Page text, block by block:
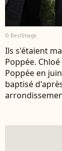
© BestImage
Ils s'étaient
Poppée.
Poppée en
baptisé